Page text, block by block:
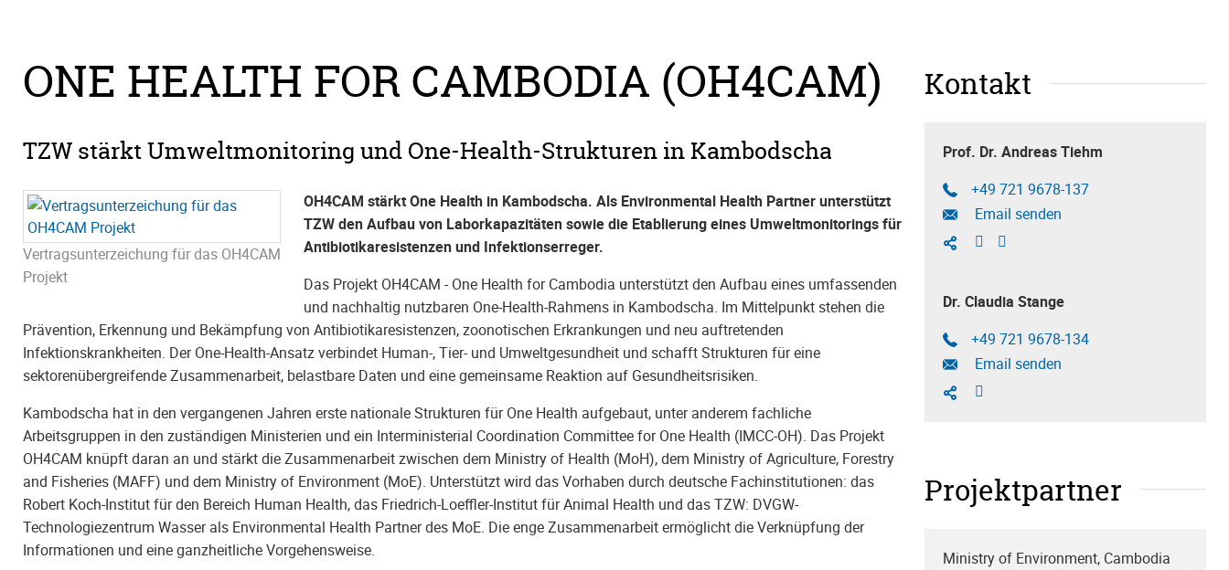
ONE HEALTH FOR CAMBODIA (OH4CAM)
TZW stärkt Umweltmonitoring und One-Health-Strukturen in Kambodscha
Vertragsunterzeichung für das OH4CAM
Projekt
OH4CAM stärkt One Health in Kambodscha. Als Environmental Health Partner unterstützt
TZW den Aufbau von Laborkapazitäten sowie die Etablierung eines Umweltmonitorings für
Antibiotikaresistenzen und Infektionserreger.
Das Projekt OH4CAM - One Health for Cambodia unterstützt den Aufbau eines umfassenden
und nachhaltig nutzbaren One-Health-Rahmens in Kambodscha. Im Mittelpunkt stehen die
Prävention, Erkennung und Bekämpfung von Antibiotikaresistenzen, zoonotischen Erkrankungen und neu auftretenden
Infektionskrankheiten. Der One-Health-Ansatz verbindet Human-, Tier- und Umweltgesundheit und schafft Strukturen für eine
sektorenübergreifende Zusammenarbeit, belastbare Daten und eine gemeinsame Reaktion auf Gesundheitsrisiken.
Kambodscha hat in den vergangenen Jahren erste nationale Strukturen für One Health aufgebaut, unter anderem fachliche
Arbeitsgruppen in den zuständigen Ministerien und ein Interministerial Coordination Committee for One Health (IMCC-OH). Das Projekt
OH4CAM knüpft daran an und stärkt die Zusammenarbeit zwischen dem Ministry of Health (MoH), dem Ministry of Agriculture, Forestry
and Fisheries (MAFF) und dem Ministry of Environment (MoE). Unterstützt wird das Vorhaben durch deutsche Fachinstitutionen: das
Robert Koch-Institut für den Bereich Human Health, das Friedrich-Loeffler-Institut für Animal Health und das TZW: DVGW-
Technologiezentrum Wasser als Environmental Health Partner des MoE. Die enge Zusammenarbeit ermöglicht die Verknüpfung der
Informationen und eine ganzheitliche Vorgehensweise.
Kontakt
Prof. Dr. Andreas Tiehm
+49 721 9678-137
Email senden
Dr. Claudia Stange
+49 721 9678-134
Email senden
Projektpartner
Ministry of Environment, Cambodia